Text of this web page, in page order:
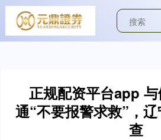
正规配资平台app
通“不要报警求救”，
查